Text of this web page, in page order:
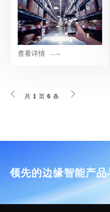
性、功耗、成本等因素，以
下是具体参考要点：算力需
求：根据仓储系统的具体应
用场景来确
查看详情
共 1 页 6 条
领先的边缘智能产